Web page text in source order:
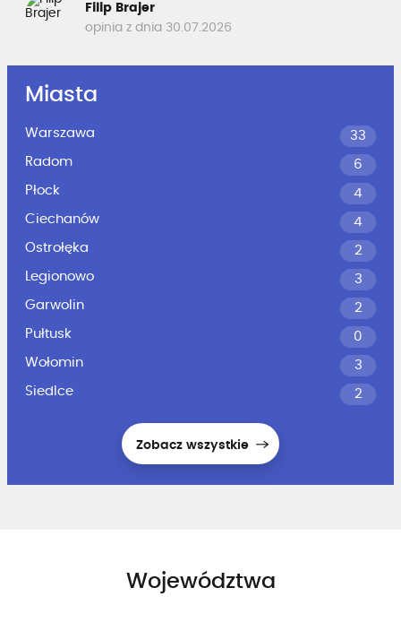
Filip Brajer
opinia z dnia 30.07.2026
Miasta
Warszawa
33
Radom
6
Płock
4
Ciechanów
4
Ostrołęka
2
Legionowo
3
Garwolin
2
Pułtusk
0
Wołomin
3
Siedlce
2
Zobacz wszystkie
Województwa